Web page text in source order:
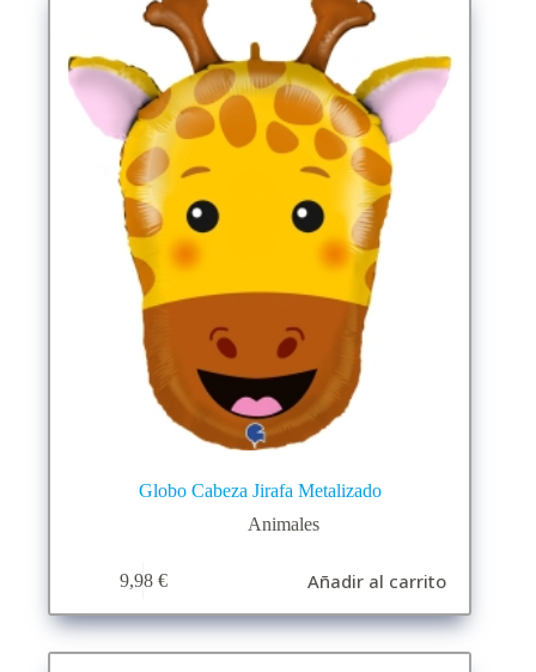
Globo Cabeza Jirafa Metalizado
Animales
9,98 € Añadir al carrito